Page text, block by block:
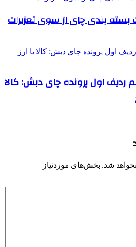
بندی چای از سوی تعزیرات
اول پرونده چای دبش: کالا
شد. بخش‌های موردنیاز